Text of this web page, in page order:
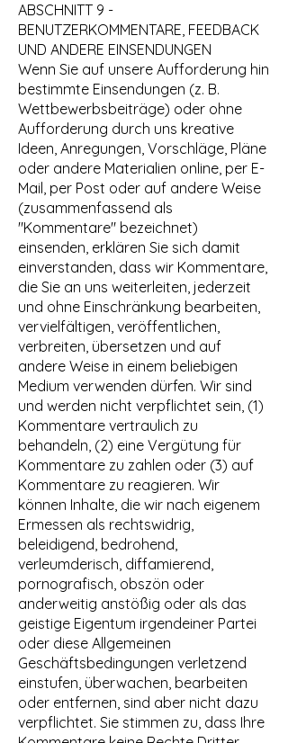
ABSCHNITT 9 -
BENUTZERKOMMENTARE, FEEDBACK
UND ANDERE EINSENDUNGEN
Wenn Sie auf unsere Aufforderung hin
bestimmte Einsendungen (z. B.
Wettbewerbsbeiträge) oder ohne
Aufforderung durch uns kreative
Ideen, Anregungen, Vorschläge, Pläne
oder andere Materialien online, per E-
Mail, per Post oder auf andere Weise
(zusammenfassend als
"Kommentare" bezeichnet)
einsenden, erklären Sie sich damit
einverstanden, dass wir Kommentare,
die Sie an uns weiterleiten, jederzeit
und ohne Einschränkung bearbeiten,
vervielfältigen, veröffentlichen,
verbreiten, übersetzen und auf
andere Weise in einem beliebigen
Medium verwenden dürfen. Wir sind
und werden nicht verpflichtet sein, (1)
Kommentare vertraulich zu
behandeln, (2) eine Vergütung für
Kommentare zu zahlen oder (3) auf
Kommentare zu reagieren. Wir
können Inhalte, die wir nach eigenem
Ermessen als rechtswidrig,
beleidigend, bedrohend,
verleumderisch, diffamierend,
pornografisch, obszön oder
anderweitig anstößig oder als das
geistige Eigentum irgendeiner Partei
oder diese Allgemeinen
Geschäftsbedingungen verletzend
einstufen, überwachen, bearbeiten
oder entfernen, sind aber nicht dazu
verpflichtet. Sie stimmen zu, dass Ihre